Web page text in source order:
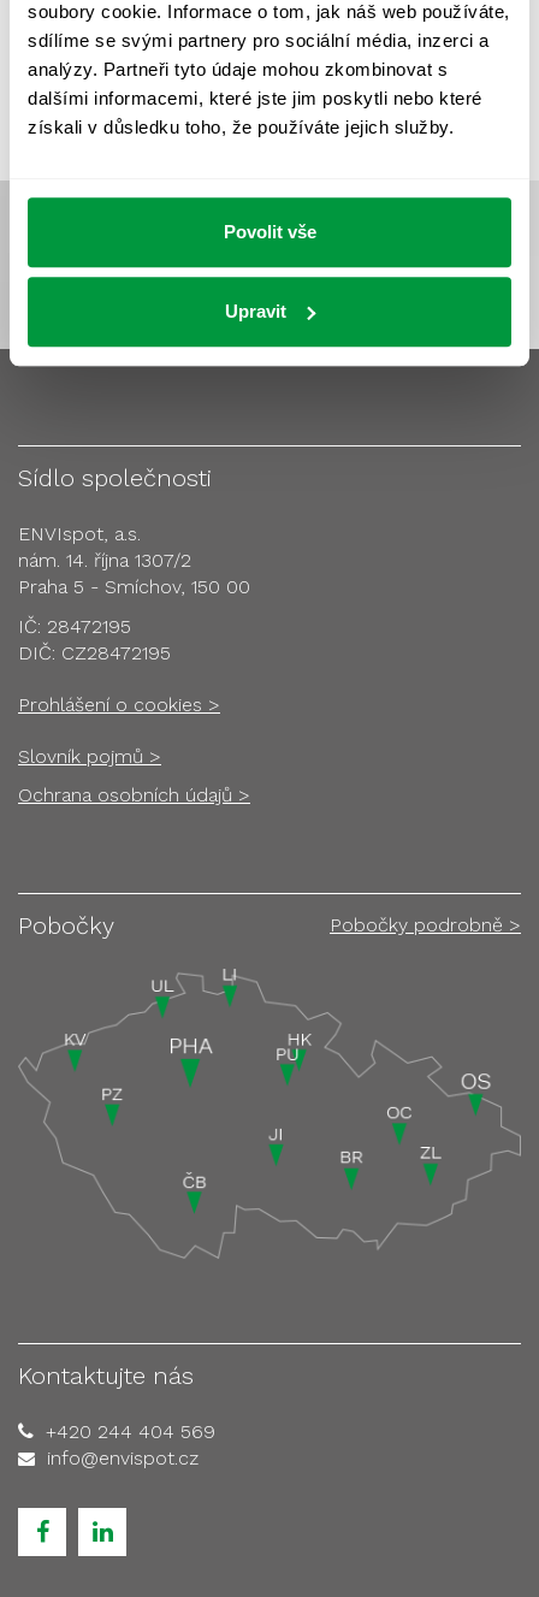
soubory cookie. Informace o tom, jak náš web používáte,
sdílíme se svými partnery pro sociální média, inzerci a
analýzy. Partneři tyto údaje mohou zkombinovat s
dalšími informacemi, které jste jim poskytli nebo které
získali v důsledku toho, že používáte jejich služby.
Povolit vše
Upravit
VÝPOČTY A NÁVRHY
ZKOUŠKY NOUZOVÉHO OSVĚTLENÍ
Sídlo společnosti
ENVIspot, a.s.
nám. 14. října 1307/2
Praha 5 - Smíchov, 150 00
IČ: 28472195
DIČ: CZ28472195
Prohlášení o cookies >
Slovník pojmů >
Ochrana osobních údajů >
Pobočky Pobočky podrobně >
Kontaktujte nás
+420 244 404 569
info@envispot.cz